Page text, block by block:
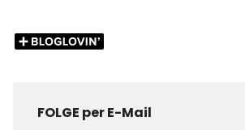
FOLGE per E-Mail